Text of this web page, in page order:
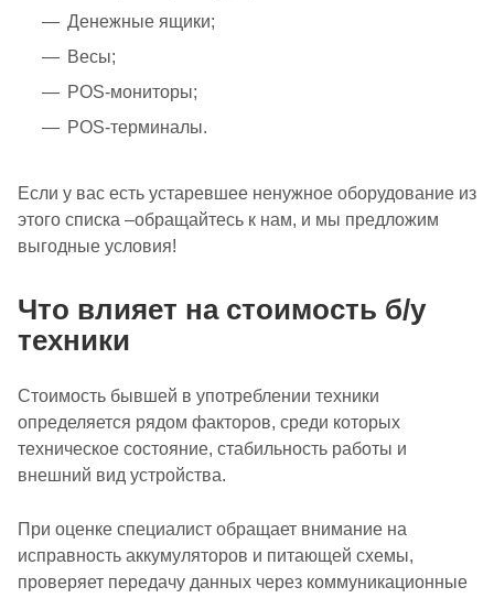
Денежные ящики;
Весы;
POS-мониторы;
POS-терминалы.
Если у вас есть устаревшее ненужное оборудование из
этого списка –обращайтесь к нам, и мы предложим
выгодные условия!
Что влияет на стоимость б/у
техники
Стоимость бывшей в употреблении техники
определяется рядом факторов, среди которых
техническое состояние, стабильность работы и
внешний вид устройства.
При оценке специалист обращает внимание на
исправность аккумуляторов и питающей схемы,
проверяет передачу данных через коммуникационные